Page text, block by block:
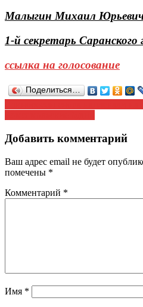
Малыгин Михаил
1-й секретарь
ссылка на голосование
Поделиться…
Навигация
по
записям
Добавить комментарий
Ваш адрес email не будет
помечены *
Комментарий *
Имя *